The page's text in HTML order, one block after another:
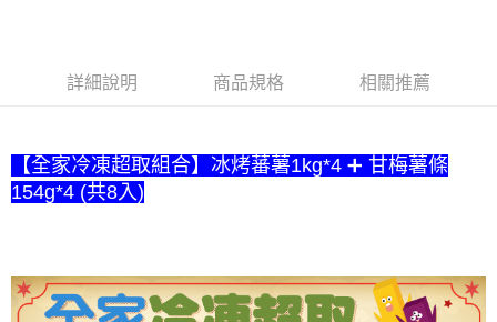
ATM／網路銀行／等多元方式進行付款，方視為交易完成。
※ 請注意：結帳手續完成當下不需立刻繳費，但若您需要取消訂單，請聯絡
※ 交易是否成功請以「AFTEE先享後付 」之結帳頁面顯示為準，若有關於
是否繳費成功／繳費後需取消欲退款等相關疑問，請聯繫「AFTEE先享後付
客戶支援中心」 https://netprotections.freshdesk.com/support/home
權轉讓予恩沛科技股份有限公司。
２．關於個人資料處理事宜，請瀏覽以下網址：
詳細說明 商品規格 相關推薦
【全家冷凍超取組合】冰烤蕃薯1kg*4 ➕ 甘梅薯條
154g*4 (共8入)